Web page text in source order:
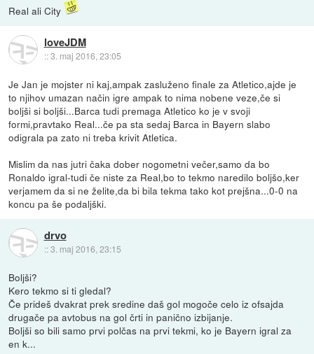
Real ali City
loveJDM
::3. maj 2016, 23:05
Je Jan je mojster ni kaj,ampak zasluženo finale za Atletico,ajde je
to njihov umazan način igre ampak to nima nobene veze,če si
boljši si boljši...Barca tudi premaga Atletico ko je v svoji
formi,pravtako Real...če pa sta sedaj Barca in Bayern slabo
odigrala pa zato ni treba krivit Atletica.
Mislim da nas jutri čaka dober nogometni večer,samo da bo
Ronaldo igral-tudi če niste za Real,bo to tekmo naredilo boljšo,ker
verjamem da si ne želite,da bi bila tekma tako kot prejšna...0-0 na
koncu pa še podaljški.
drvo
::3. maj 2016, 23:15
Boljši?
Kero tekmo si ti gledal?
Če prideš dvakrat prek sredine daš gol mogoče celo iz ofsajda
drugače pa avtobus na gol črti in panično izbijanje.
Boljši so bili samo prvi polčas na prvi tekmi, ko je Bayern igral za
en k...